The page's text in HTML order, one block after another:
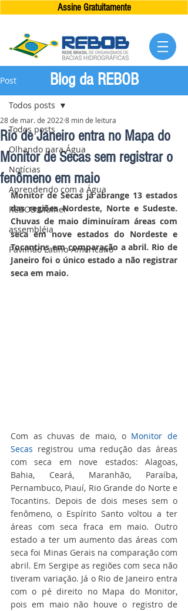
Assine Gratuitamente
Post
Todos posts
Olhando para Água
Notícias
Aprendendo com a Água
REBOB Mulher
assembléia
Pavilhão Latino-Americano
Todos posts
Rio de Janeiro entra no Mapa do
Monitor de Secas sem registrar o
fenômeno em maio
28 de mar. de 2022 8 min de leitura
Monitor de Secas já abrange 13 estados
das regiões Nordeste, Norte e Sudeste.
Chuvas de maio diminuíram áreas com
seca em nove estados do Nordeste e
Tocantins em comparação a abril. Rio de
Janeiro foi o único estado a não registrar
seca em maio.
Com as chuvas de maio, o Monitor de
Secas registrou uma redução das áreas
com seca em nove estados: Alagoas,
Bahia, Ceará, Maranhão, Paraíba,
Pernambuco, Piauí, Rio Grande do Norte e
Tocantins. Depois de dois meses sem o
fenômeno, o Espírito Santo voltou a ter
áreas com seca fraca em maio. Outro
estado a ter um aumento das áreas com
seca foi Minas Gerais na comparação com
abril. Em Sergipe as regiões com seca não
tiveram variação. Já o Rio de Janeiro entra
com o pé direito no Mapa do Monitor,
pois em maio não houve o registro de
Blog da REBOB